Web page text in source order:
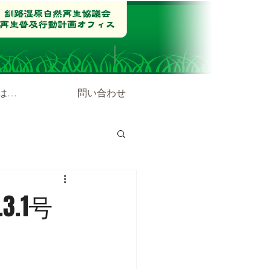
… 問い合わせ
号